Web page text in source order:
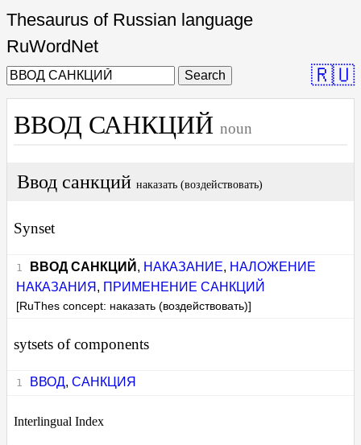
Thesaurus of Russian language
RuWordNet
Search 🇷🇺
ВВОД САНКЦИЙ noun
Ввод санкций наказать (воздействовать)
Synset
ВВОД САНКЦИЙ , НАКАЗАНИЕ, НАЛОЖЕНИЕ
НАКАЗАНИЯ , ПРИМЕНЕНИЕ САНКЦИЙ
[RuThes concept: наказать (воздействовать)]
sytsets of components
ВВОД, САНКЦИЯ
Interlingual Index